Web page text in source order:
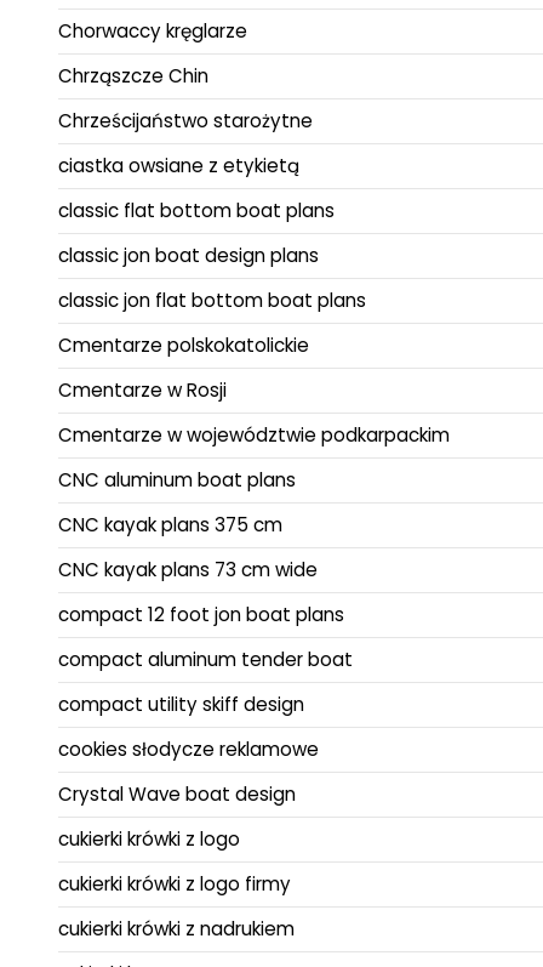
Chorwaccy kręglarze
Chrząszcze Chin
Chrześcijaństwo starożytne
ciastka owsiane z etykietą
classic flat bottom boat plans
classic jon boat design plans
classic jon flat bottom boat plans
Cmentarze polskokatolickie
Cmentarze w Rosji
Cmentarze w województwie podkarpackim
CNC aluminum boat plans
CNC kayak plans 375 cm
CNC kayak plans 73 cm wide
compact 12 foot jon boat plans
compact aluminum tender boat
compact utility skiff design
cookies słodycze reklamowe
Crystal Wave boat design
cukierki krówki z logo
cukierki krówki z logo firmy
cukierki krówki z nadrukiem